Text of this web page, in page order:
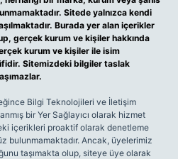
Sitede yalnızca kendi
Burada yer alan içerikler
gerçek kurum ve kişiler hakkında
kurum ve kişiler ile isim
Sitemizdeki bilgiler taslak
Bilgi Teknolojileri ve İletişim
bir Yer Sağlayıcı olarak hizmet
içerikleri proaktif olarak denetleme
bulunmamaktadır. Ancak, üyelerimiz
taşımakta olup, siteye üye olarak